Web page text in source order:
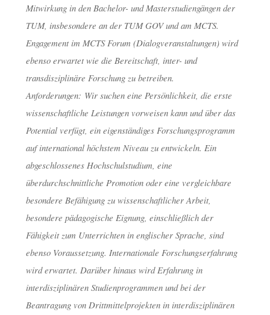
Mitwirkung in den Bachelor- und Masterstudiengängen der
TUM, insbesondere an der TUM GOV und am MCTS.
Engagement im MCTS Forum (Dialogveranstaltungen) wird
ebenso erwartet wie die Bereitschaft, inter- und
transdisziplinäre Forschung zu betreiben.
Anforderungen: Wir suchen eine Persönlichkeit, die erste
wissenschaftliche Leistungen vorweisen kann und über das
Potential verfügt, ein eigenständiges Forschungsprogramm
auf international höchstem Niveau zu entwickeln. Ein
abgeschlossenes Hochschulstudium, eine
überdurchschnittliche Promotion oder eine vergleichbare
besondere Befähigung zu wissenschaftlicher Arbeit,
besondere pädagogische Eignung, einschließlich der
Fähigkeit zum Unterrichten in englischer Sprache, sind
ebenso Voraussetzung. Internationale Forschungserfahrung
wird erwartet. Darüber hinaus wird Erfahrung in
interdisziplinären Studienprogrammen und bei der
Beantragung von Drittmittelprojekten in interdisziplinären